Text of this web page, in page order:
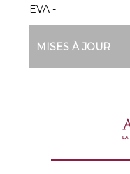
EVA -
MISES À JOUR